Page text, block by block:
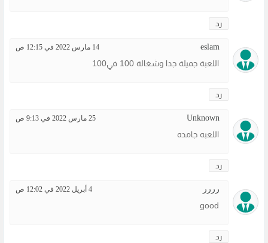
رد
eslam 14 مارس 2022 في 12:15 ص
اللعبة جميلة جدا وشغالة 100 في100
رد
Unknown 25 مارس 2022 في 9:13 ص
اللعبه جامده
رد
رررر 4 أبريل 2022 في 12:02 ص
good
رد